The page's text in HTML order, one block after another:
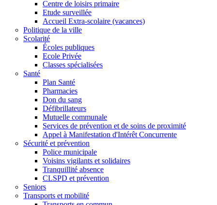
Centre de loisirs primaire
Etude surveillée
Accueil Extra-scolaire (vacances)
Politique de la ville
Scolarité
Écoles publiques
Ecole Privée
Classes spécialisées
Santé
Plan Santé
Pharmacies
Don du sang
Défibrillateurs
Mutuelle communale
Services de prévention et de soins de proximité
Appel à Manifestation d'Intérêt Concurrente
Sécurité et prévention
Police municipale
Voisins vigilants et solidaires
Tranquillité absence
CLSPD et prévention
Seniors
Transports et mobilité